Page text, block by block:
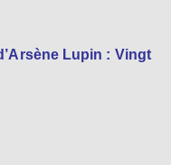
Lupin : Vingt